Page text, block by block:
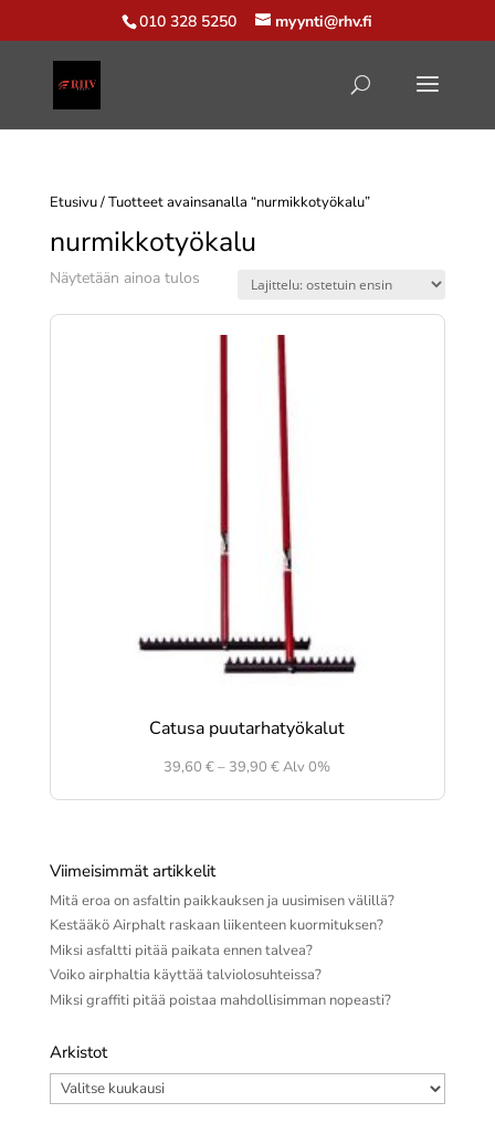
010 328 5250 myynti@rhv.fi
Etusivu/ Tuotteet avainsanalla “nurmikkotyökalu”
nurmikkotyökalu
Näytetään ainoa tulos
Catusa puutarhatyökalut
39,60€– 39,90€Hintaluokka:
Alv 0%
Viimeisimmät artikkelit
Mitä eroa on asfaltin paikkauksen ja uusimisen välillä?
Kestääkö Airphalt raskaan liikenteen kuormituksen?
Miksi asfaltti pitää paikata ennen talvea?
Voiko airphaltia käyttää talviolosuhteissa?
Miksi graffiti pitää poistaa mahdollisimman nopeasti?
Arkistot
Arkistot